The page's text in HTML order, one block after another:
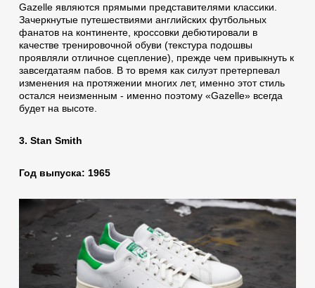
Gazelle являются прямыми представителями классики.
Зачеркнутые путешествиями английских футбольных
фанатов на континенте, кроссовки дебютировали в
качестве тренировочной обуви (текстура подошвы
проявляли отличное сцепление), прежде чем привыкнуть к
завсегдатаям пабов. В то время как силуэт претерпевал
изменения на протяжении многих лет, именно этот стиль
остался неизменным - именно поэтому «Gazelle» всегда
будет на высоте.
3. Stan Smith
Год выпуска: 1965